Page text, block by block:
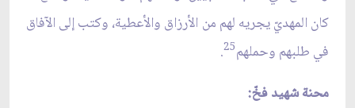
كان المهديّ يجريه لهم من الأرزاق والأعطية، وكتب إلى الآفاق
في طلبهم وحملهم25
.
محنة شهيد فخّ: